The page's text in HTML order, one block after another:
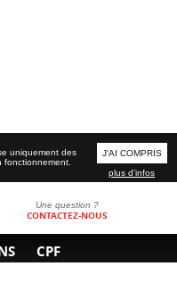
Une question ?
CONTACTEZ-NOUS
CPF
uniquement des
fonctionnement.
J'AI COMPRIS
plus d'infos